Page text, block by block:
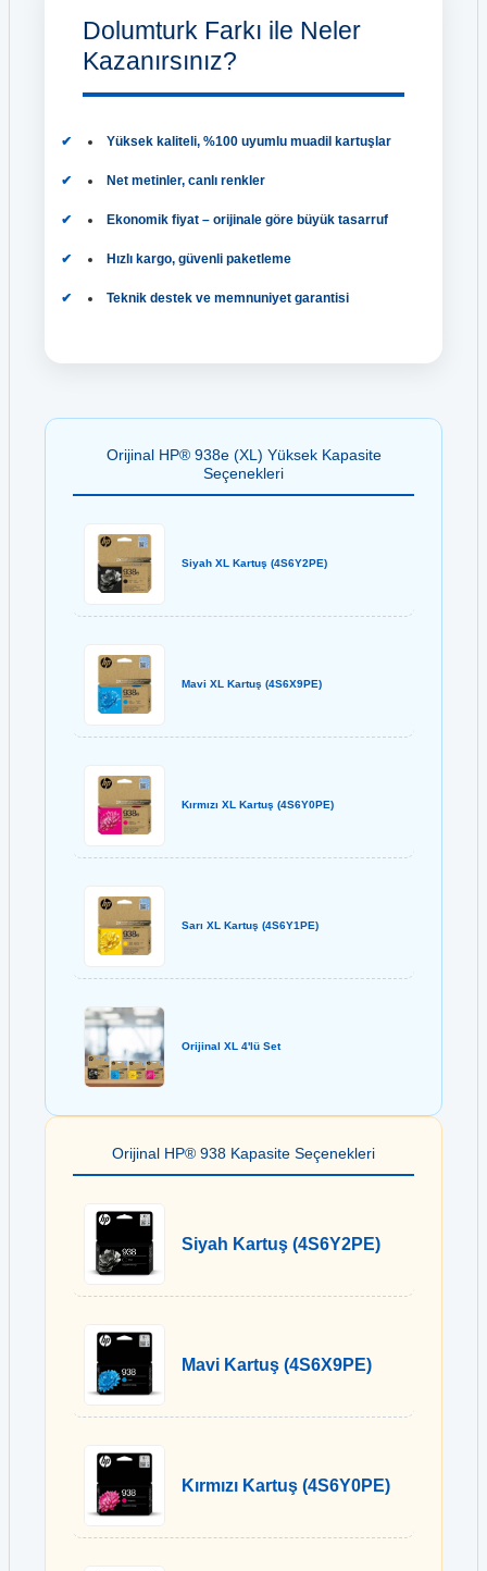
Dolumturk Farkı ile Neler
Kazanırsınız?
Yüksek kaliteli, %100 uyumlu muadil kartuşlar
Net metinler, canlı renkler
Ekonomik fiyat – orijinale göre büyük tasarruf
Hızlı kargo, güvenli paketleme
Teknik destek ve memnuniyet garantisi
Orijinal HP® 938e (XL) Yüksek Kapasite
Seçenekleri
Siyah XL Kartuş (4S6Y2PE)
Mavi XL Kartuş (4S6X9PE)
Kırmızı XL Kartuş (4S6Y0PE)
Sarı XL Kartuş (4S6Y1PE)
Orijinal XL 4'lü Set
Orijinal HP® 938 Kapasite Seçenekleri
Siyah Kartuş (4S6Y2PE)
Mavi Kartuş (4S6X9PE)
Kırmızı Kartuş (4S6Y0PE)